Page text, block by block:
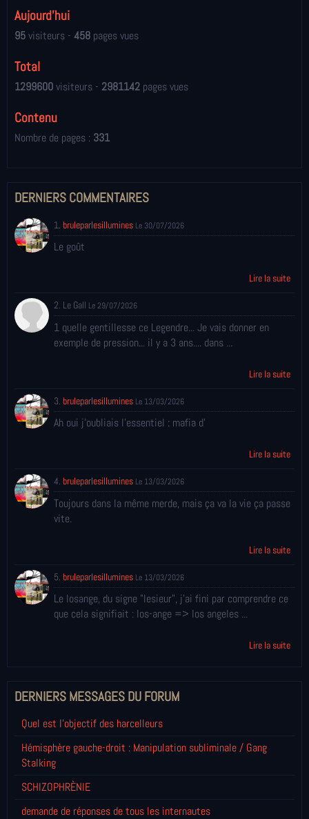
Aujourd'hui
95visiteurs - 458 pages vues
Total
1299600visiteurs - 2981142 pages vues
Contenu
Nombre de pages : 331
DERNIERS COMMENTAIRES
1. bruleparlesillumines Le 30/07/2026
Le goût
Lire la suite
2. Le Gall Le 29/07/2026
1 quelle gentillesse ce Legendre... Je vais donner en
exemple de pression... il y a 3 ans.... dans ...
Lire la suite
3. bruleparlesillumines Le 13/03/2026
Ah oui j'oubliais l'essentiel : mafia d'
Lire la suite
4. bruleparlesillumines Le 13/03/2026
Toujours dans la même merde, mais ça va la vie ça passe
vite.
Lire la suite
5. bruleparlesillumines Le 13/03/2026
Le losange, du signe "lesieur", j'ai fini par comprendre ce
que cela signifiait : los-ange => los angeles ...
Lire la suite
DERNIERS MESSAGES DU FORUM
Quel est l'objectif des harcelleurs
Hémisphère gauche-droit : Manipulation subliminale / Gang
Stalking
SCHIZOPHRÈNIE
demande de réponses de tous les internautes